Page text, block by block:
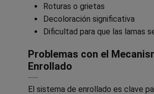
Roturas o grietas
Decoloración significativa
Dificultad para que las lamas
Problemas con el
Enrollado
El sistema de enrollado es clave